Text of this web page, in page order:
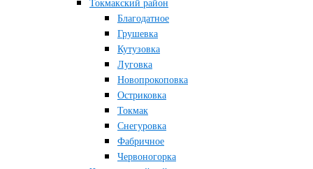
Токмакский район
Благодатное
Грушевка
Кутузовка
Луговка
Новопрокоповка
Остриковка
Токмак
Снегуровка
Фабричное
Червоногорка